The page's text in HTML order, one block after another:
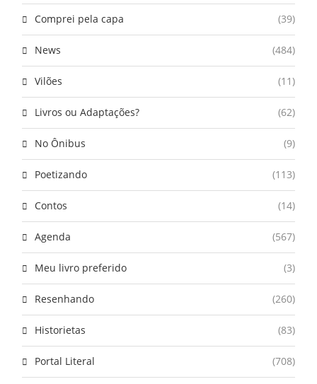
Comprei pela capa (39)
News (484)
Vilões (11)
Livros ou Adaptações? (62)
No Ônibus (9)
Poetizando (113)
Contos (14)
Agenda (567)
Meu livro preferido (3)
Resenhando (260)
Historietas (83)
Portal Literal (708)